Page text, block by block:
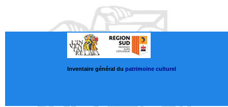
Inventaire général du patrimoine culturel